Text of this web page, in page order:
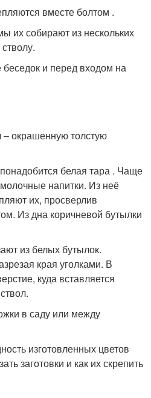
вместе болтом .
их собирают из нескольких
беседок и перед входом на
– окрашенную толстую
белая тара . Чаще
напитки. Из неё
их, просверлив
Из дна коричневой бутылки
из белых бутылок.
края уголками. В
куда вставляется
в саду или между
изготовленных цветов
заготовки и как их скрепить